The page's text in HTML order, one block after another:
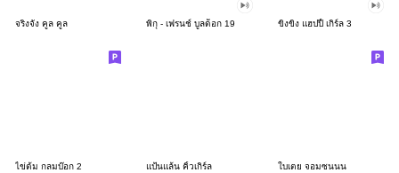
จริงจัง คูล คูล พิกุ - เฟรนช์ บูลด็อก 19 ขิงขิง แฮปปี้ เกิร์ล 3
ไข่ต้ม กลมบ๊อก 2 แป้นแล้น คิ้วเกิร์ล ใบเตย จอมซนนน